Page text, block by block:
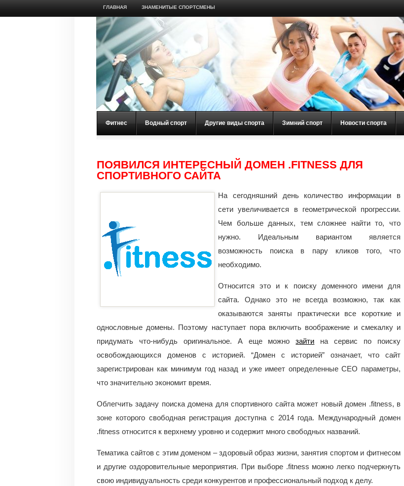
ГЛАВНАЯ ЗНАМЕНИТЫЕ СПОРТСМЕНЫ
Фитнес Водный спорт Другие виды спорта Зимний спорт Новости спорта
ПОЯВИЛСЯ ИНТЕРЕСНЫЙ ДОМЕН .FITNESS ДЛЯ
СПОРТИВНОГО САЙТА
На сегодняшний день количество информации в
сети увеличивается в геометрической прогрессии.
Чем больше данных, тем сложнее найти то, что
нужно. Идеальным вариантом является
возможность поиска в пару кликов того, что
необходимо.
Относится это и к поиску доменного имени для
сайта. Однако это не всегда возможно, так как
оказываются заняты практически все короткие и
однословные домены. Поэтому наступает пора включить воображение и смекалку и
придумать что-нибудь оригинальное. А еще можнозайти на сервис по поиску
освобождающихся доменов с историей. “Домен с историей” означает, что сайт
зарегистрирован как минимум год назад и уже имеет определенные СЕО параметры,
что значительно экономит время.
Облегчить задачу поиска домена для спортивного сайта может новый домен .fitness, в
зоне которого свободная регистрация доступна с 2014 года. Международный домен
.fitness относится к верхнему уровню и содержит много свободных названий.
Тематика сайтов с этим доменом – здоровый образ жизни, занятия спортом и фитнесом
и другие оздоровительные мероприятия. При выборе .fitness можно легко подчеркнуть
свою индивидуальность среди конкурентов и профессиональный подход к делу.